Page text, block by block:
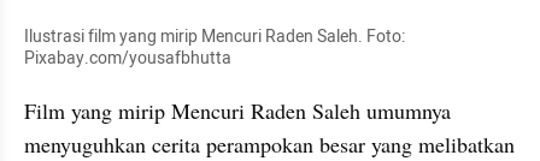
Ilustrasi film yang mirip Mencuri Raden Saleh. Foto:
Pixabay.com/yousafbhutta
Film yang mirip Mencuri Raden Saleh umumnya
menyuguhkan cerita perampokan besar yang melibatkan